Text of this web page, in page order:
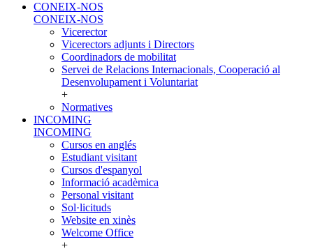
CONEIX-NOS
CONEIX-NOS
Vicerector
Vicerectors adjunts i Directors
Coordinadors de mobilitat
Servei de Relacions Internacionals, Cooperació al
Desenvolupament i Voluntariat
+
Normatives
INCOMING
INCOMING
Cursos en anglés
Estudiant visitant
Cursos d'espanyol
Informació acadèmica
Personal visitant
Sol·licituds
Website en xinès
Welcome Office
+